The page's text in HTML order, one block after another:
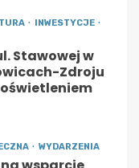
INWESTYCJE
Stawowej w
Zdroju
WYDARZENIA